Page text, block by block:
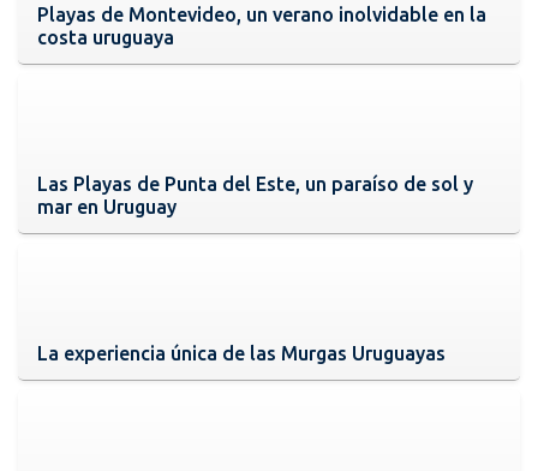
Playas de Montevideo, un verano inolvidable en la
costa uruguaya
Las Playas de Punta del Este, un paraíso de sol y
mar en Uruguay
La experiencia única de las Murgas Uruguayas